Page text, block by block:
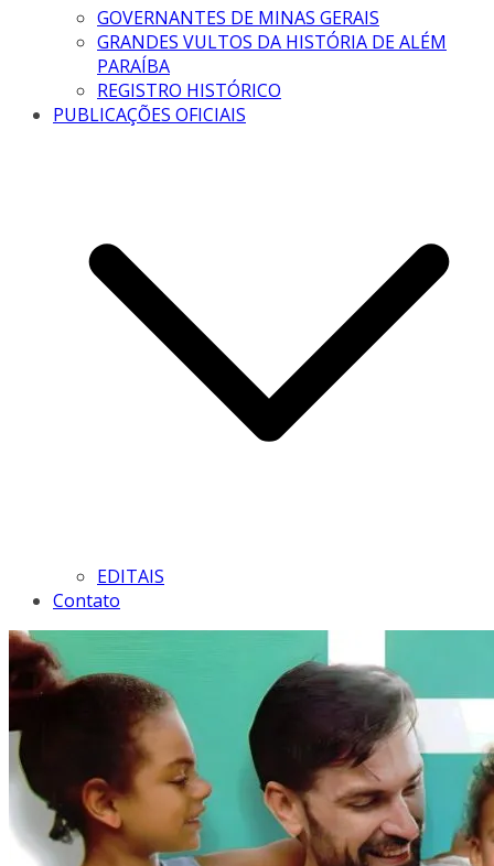
GOVERNANTES DE MINAS GERAIS
GRANDES VULTOS DA HISTÓRIA DE ALÉM
PARAÍBA
REGISTRO HISTÓRICO
PUBLICAÇÕES OFICIAIS
EDITAIS
Contato